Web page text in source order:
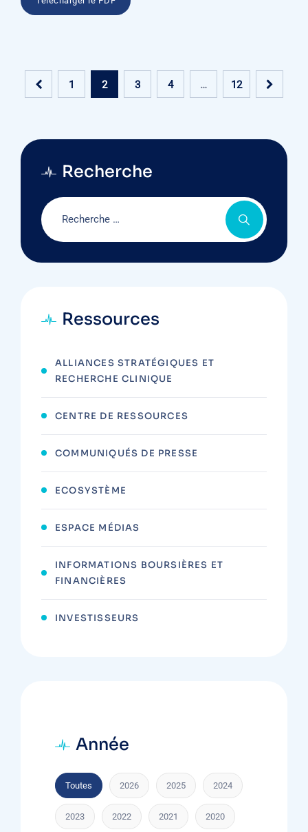
1 2 3 4 … 12
Recherche
Ressources
ALLIANCES STRATÉGIQUES ET
RECHERCHE CLINIQUE
CENTRE DE RESSOURCES
COMMUNIQUÉS DE PRESSE
ECOSYSTÈME
ESPACE MÉDIAS
INFORMATIONS BOURSIÈRES ET
FINANCIÈRES
INVESTISSEURS
Année
Toutes 2026 2025 2024
2023 2022 2021 2020